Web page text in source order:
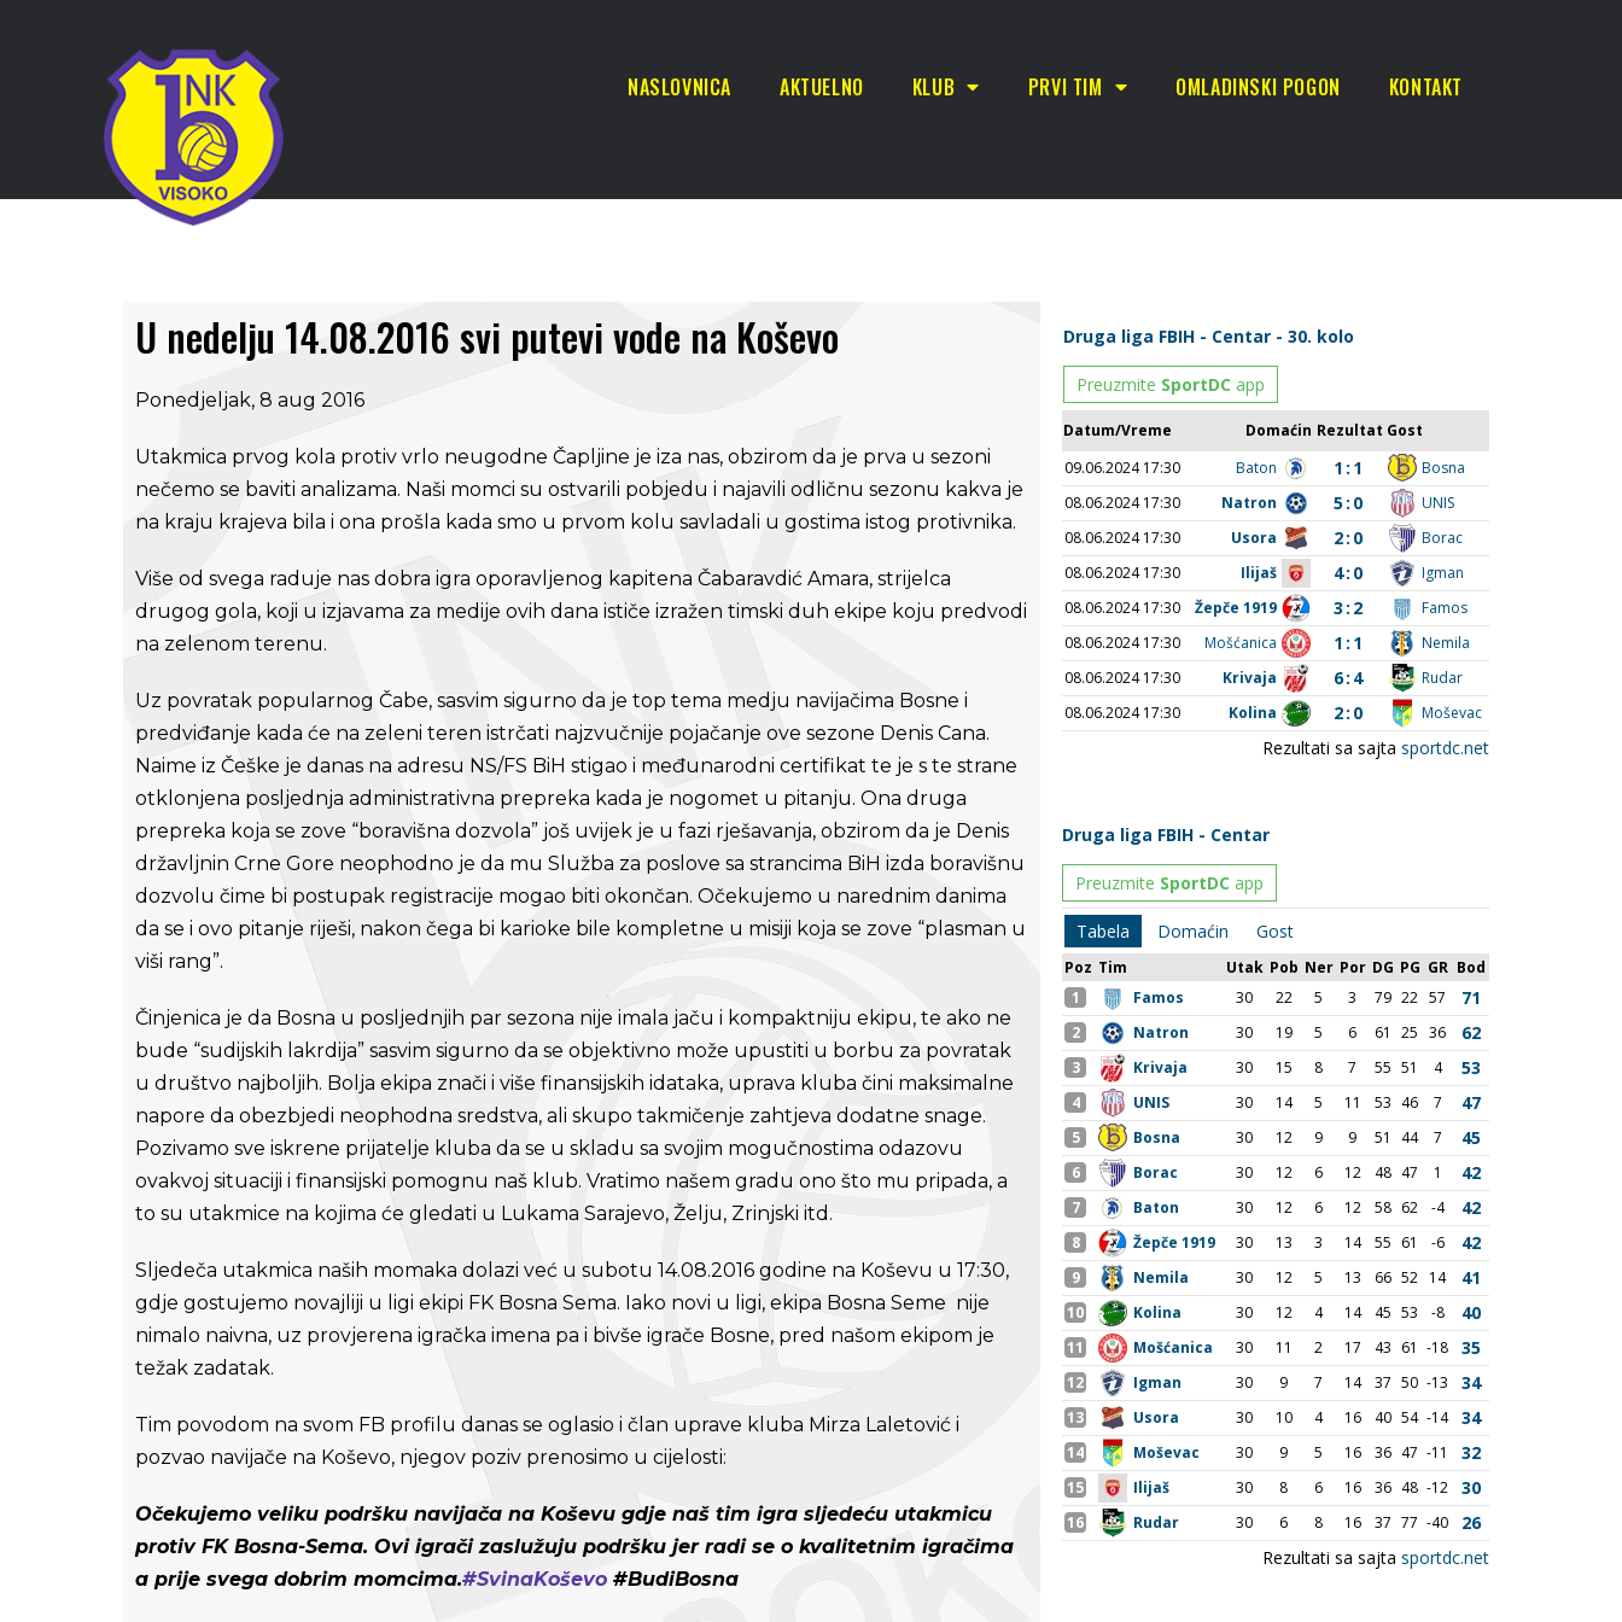
NASLOVNICA AKTUELNO KLUB PRVI TIM OMLADINSKI POGON KONTAKT
U nedelju 14.08.2016 svi putevi vode na Koševo
Ponedjeljak, 8 aug 2016
Utakmica prvog kola protiv vrlo neugodne Čapljine je iza nas, obzirom da je prva u sezoni
nečemo se baviti analizama. Naši momci su ostvarili pobjedu i najavili odličnu sezonu kakva je
na kraju krajeva bila i ona prošla kada smo u prvom kolu savladali u gostima istog protivnika.
Više od svega raduje nas dobra igra oporavljenog kapitena Čabaravdić Amara, strijelca
drugog gola, koji u izjavama za medije ovih dana ističe izražen timski duh ekipe koju predvodi
na zelenom terenu.
Uz povratak popularnog Čabe, sasvim sigurno da je top tema medju navijačima Bosne i
predviđanje kada će na zeleni teren istrčati najzvučnije pojačanje ove sezone Denis Cana.
Naime iz Češke je danas na adresu NS/FS BiH stigao i međunarodni certifikat te je s te strane
otklonjena posljednja administrativna prepreka kada je nogomet u pitanju. Ona druga
prepreka koja se zove “boravišna dozvola” još uvijek je u fazi rješavanja, obzirom da je Denis
državljnin Crne Gore neophodno je da mu Služba za poslove sa strancima BiH izda boravišnu
dozvolu čime bi postupak registracije mogao biti okončan. Očekujemo u narednim danima
da se i ovo pitanje riješi, nakon čega bi karioke bile kompletne u misiji koja se zove “plasman u
viši rang”.
Činjenica je da Bosna u posljednjih par sezona nije imala jaču i kompaktniju ekipu, te ako ne
bude “sudijskih lakrdija” sasvim sigurno da se objektivno može upustiti u borbu za povratak
u društvo najboljih. Bolja ekipa znači i više finansijskih idataka, uprava kluba čini maksimalne
napore da obezbjedi neophodna sredstva, ali skupo takmičenje zahtjeva dodatne snage.
Pozivamo sve iskrene prijatelje kluba da se u skladu sa svojim mogučnostima odazovu
ovakvoj situaciji i finansijski pomognu naš klub. Vratimo našem gradu ono što mu pripada, a
to su utakmice na kojima će gledati u Lukama Sarajevo, Želju, Zrinjski itd.
Sljedeča utakmica naših momaka dolazi već u subotu 14.08.2016 godine na Koševu u 17:30,
gdje gostujemo novajliji u ligi ekipi FK Bosna Sema. Iako novi u ligi, ekipa Bosna Seme nije
nimalo naivna, uz provjerena igračka imena pa i bivše igrače Bosne, pred našom ekipom je
težak zadatak.
Tim povodom na svom FB profilu danas se oglasio i član uprave kluba Mirza Laletović i
pozvao navijače na Koševo, njegov poziv prenosimo u cijelosti:
Očekujemo veliku podršku navijača na Koševu gdje naš tim igra sljedeću utakmicu
protiv FK Bosna-Sema. Ovi igrači zaslužuju podršku jer radi se o kvalitetnim igračima
a prije svega dobrim momcima.‪#‎SvinaKoševo‬ #BudiBosna